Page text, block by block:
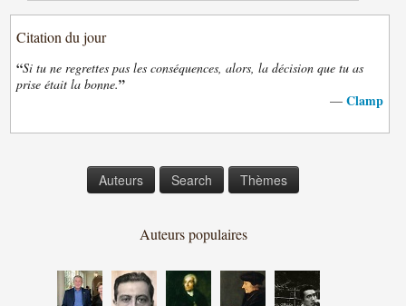
Citation du jour
“Si tu ne regrettes pas les conséquences, alors, la décision que tu as
prise était la bonne.”
— Clamp
Auteurs Search Thèmes
Auteurs populaires